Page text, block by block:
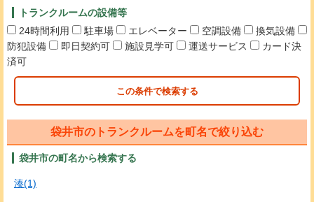
トランクルームの設備等
24時間利用
駐車場 エレベーター 空調設備
換気設備
防犯設備
即日契約可 施設見学可 運送サービス
カード決
済可
この条件で検索する
袋井市のトランクルームを町名で絞り込む
袋井市の町名から検索する
湊(1)